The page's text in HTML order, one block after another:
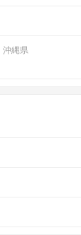
沖縄県